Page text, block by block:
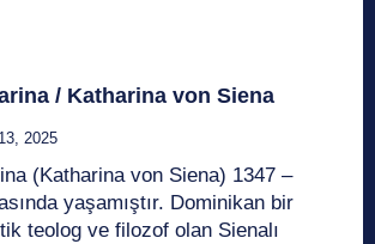
/ Katharina von Siena
2025
(Katharina von Siena) 1347 –
yaşamıştır. Dominikan bir
teolog ve filozof olan Sienalı